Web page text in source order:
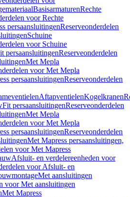
BasisarmaturenRechte
voor Rechte
persaansluitingenReserveonderdelen
Schuine
voor Schuine
persaansluitingenReserveonderdelen
Met Mepla
voor Met Mepla
persaansluitingenReserveonderdelen
AftapventielenKogelkranen
persaansluitingenReserveonderdelen
Met Mepla
voor Met Mepla
persaansluitingenReserveonderdelen
Met Mapress persaansluitingen,
voor Met Mapress
Afsluit- en verdelereenheden voor
voor Afsluit- en
Met aansluitingen
voor Met aansluitingen
Met Mapress